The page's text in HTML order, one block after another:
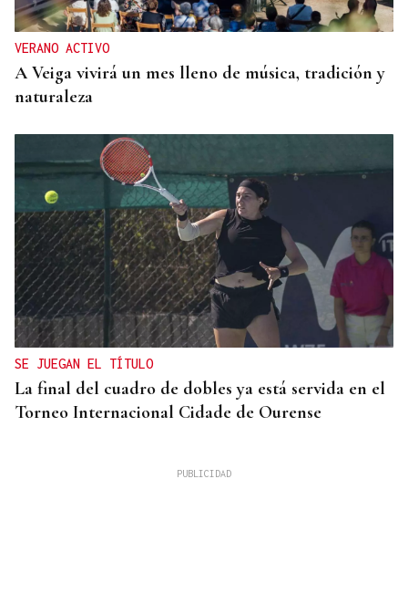
VERANO ACTIVO
A Veiga vivirá un mes lleno de música, tradición y
naturaleza
SE JUEGAN EL TÍTULO
La final del cuadro de dobles ya está servida en el
Torneo Internacional Cidade de Ourense